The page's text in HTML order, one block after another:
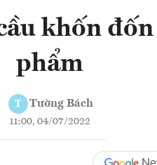
khốn
phẩm
T Tường Bách
11:00, 04/07/2022